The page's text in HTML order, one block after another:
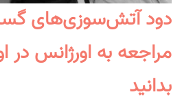
دود آتش‌سوزی‌های
مراجعه به اورژانس در
بدانید